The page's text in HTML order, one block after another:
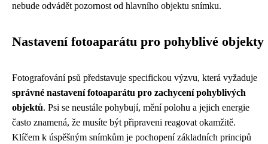
nebude odvádět pozornost od hlavního objektu snímku.
Nastavení fotoaparátu pro pohyblivé objekty
Fotografování psů představuje specifickou výzvu, která vyžaduje
správné nastavení fotoaparátu pro zachycení pohyblivých
objektů. Psi se neustále pohybují, mění polohu a jejich energie
často znamená, že musíte být připraveni reagovat okamžitě.
Klíčem k úspěšným snímkům je pochopení základních principů